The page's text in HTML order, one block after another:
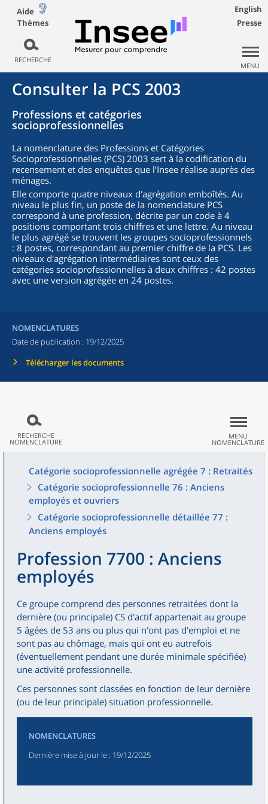
Aide
Thèmes
RECHERCHE
English
Presse
MENU
Consulter la PCS 2003
Professions et catégories
socioprofessionnelles
La nomenclature des Professions et Catégories
Socioprofessionnelles (PCS) 2003 sert à la codification du
recensement et des enquêtes que l’Insee réalise auprès des
ménages.
Elle comporte quatre niveaux d'agrégation emboîtés. Au
niveau le plus fin, un poste de la nomenclature PCS
correspond à une profession, décrite par un code à 4
positions comportant trois chiffres et une lettre. Au niveau
le plus agrégé se trouvent les groupes socioprofessionnels
: 8 postes, correspondant au premier chiffre de la PCS. Les
niveaux d'agrégation intermédiaires sont ceux des
catégories socioprofessionnelles à deux chiffres : 42 postes
avec une version agrégée en 24 postes.
NOMENCLATURES
Date de publication : 19/12/2025
Télécharger les documents
RECHERCHE
NOMENCLATURE
MENU
NOMENCLATURE
Catégorie socioprofessionnelle agrégée 7 : Retraités
Catégorie socioprofessionnelle 76 : Anciens
employés et ouvriers
Catégorie socioprofessionnelle détaillée 77 :
Anciens employés
Profession 7700 : Anciens
employés
Ce groupe comprend des personnes retraitées dont la
dernière (ou principale) CS d'actif appartenait au groupe
5 âgées de 53 ans ou plus qui n'ont pas d'emploi et ne
sont pas au chômage, mais qui ont eu autrefois
(éventuellement pendant une durée minimale spécifiée)
une activité professionnelle.
Ces personnes sont classées en fonction de leur dernière
(ou de leur principale) situation professionnelle.
NOMENCLATURES
Dernière mise à jour le : 19/12/2025